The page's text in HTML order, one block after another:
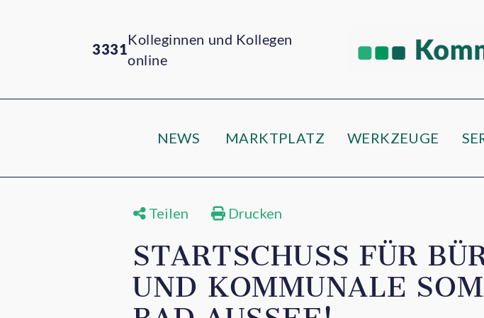
3331
Kolleginnen und Kollegen
online
NEWS MARKTPLATZ WERKZEUGE
Teilen Drucken
STARTSCHUSS FÜR
UND KOMMUNALE